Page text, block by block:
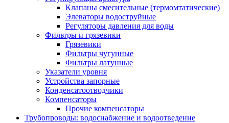
Клапаны смесительные (термомтатические)
Элеваторы водоструйные
Регуляторы давления для воды
Фильтры и грязевики
Грязевики
Фильтры чугунные
Фильтры латунные
Указатели уровня
Устройства запорные
Конденсатоотводчики
Компенсаторы
Прочие компенсаторы
Трубопроводы: водоснабжение и водоотведение